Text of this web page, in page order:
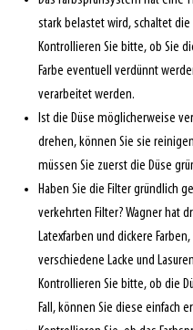
stark belastet wird, schaltet die
Kontrollieren Sie bitte, ob Sie
Farbe eventuell verdünnt
verarbeitet werden.
Ist die Düse möglicherweise
drehen, können Sie sie
müssen Sie zuerst die Düse
Haben Sie die Filter gründlich
verkehrten Filter? Wagner hat
Latexfarben und dickere
verschiedene Lacke und
Kontrollieren Sie bitte, ob die
Fall, können Sie diese einfach